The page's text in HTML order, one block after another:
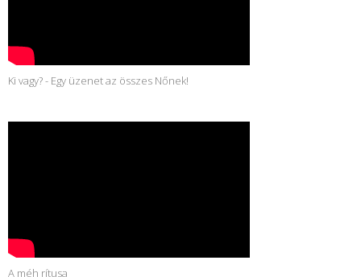
Ki vagy? - Egy üzenet az összes Nőnek!
A méh rítusa